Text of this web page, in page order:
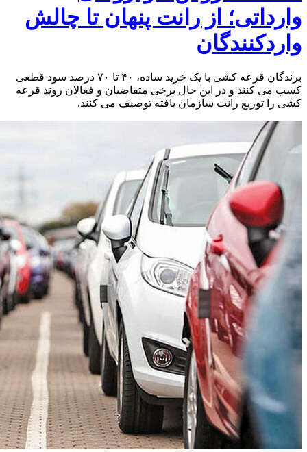
وارداتی؛ از رانت پنهان تا چالش
واردکنندگان
برندگان قرعه ‌کشی با یک خرید ساده، ۴۰ تا ۷۰ درصد سود قطعی
کسب می ‌کنند و در این حال برخی متقاضیان و فعالان روند قرعه
کشی را توزیع رانت سازمان ‌یافته توصیف می کنند.